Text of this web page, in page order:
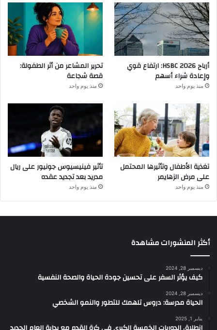
أرباح HSBC 2026: ارتفاع قوي
وإعادة شراء أسهم
منذ يوم واحد
تحرير المشاعر من أثر الطفولة:
قصة شجاعة
منذ يوم واحد
تغذية الأطفال وتأثيرها المحتمل
على مرض الزهايمر
منذ يوم واحد
تأثير فينيسيوس جونيور على ريال
مدريد بعد تجديد عقده
منذ يوم واحد
أكثر المنشورات مشاهدة
ديسمبر 28, 2024
كيف يؤثر السفر على تحسين جودة الحياة والصحة النفسية
ديسمبر 28, 2024
الحياة مدرسة: دروس تلهمك للتطور والنمو الشخصي
يناير 1, 2025